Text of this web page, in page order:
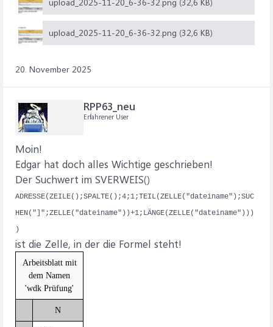
upload_2025-11-20_6-36-32.png (32,6 KB)
upload_2025-11-20_6-36-32.png (32,6 KB)
20. November 2025
RPP63_neu
Erfahrener User
Moin!
Edgar hat doch alles Wichtige geschrieben!
Der Suchwert im SVERWEIS()
ADRESSE(ZEILE();SPALTE();4;1;TEIL(ZELLE("dateiname");SUC
HEN("]";ZELLE("dateiname"))+1;LÄNGE(ZELLE("dateiname")))
)
ist die Zelle, in der die Formel steht!
Arbeitsblatt mit
dem Namen
'wdk Prüfung'
N